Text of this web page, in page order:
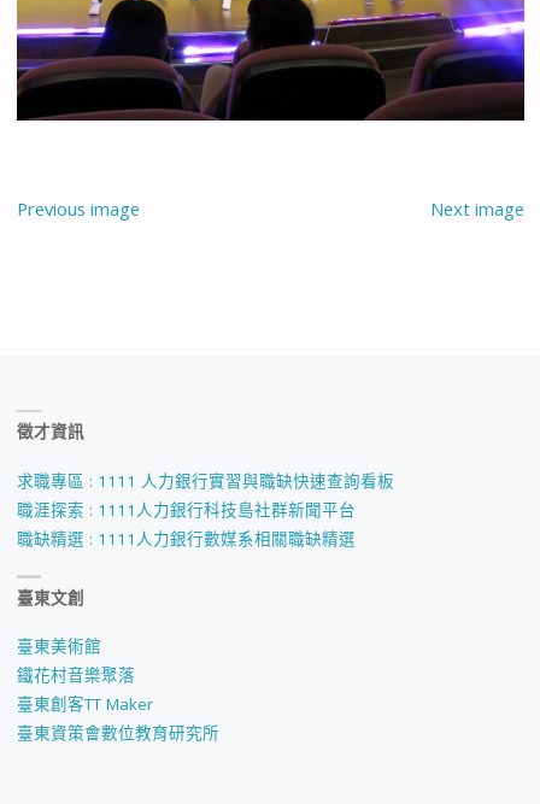
Previous image Next image
徵才資訊
求職專區 : 1111 人力銀行實習與職缺快速查詢看板
職涯探索 : 1111人力銀行科技島社群新聞平台
職缺精選 : 1111人力銀行數媒系相關職缺精選
臺東文創
臺東美術館
鐵花村音樂聚落
臺東創客TT Maker
臺東資策會數位教育研究所